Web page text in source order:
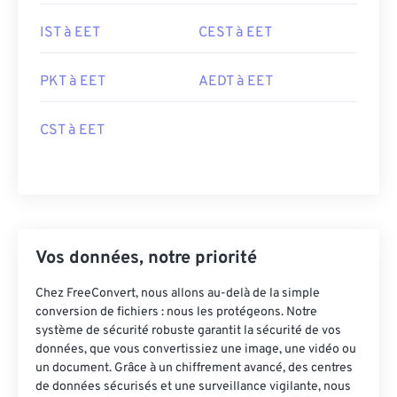
IST à EET CEST à EET
PKT à EET AEDT à EET
CST à EET
Vos données, notre priorité
Chez FreeConvert, nous allons au-delà de la simple
conversion de fichiers : nous les protégeons. Notre
système de sécurité robuste garantit la sécurité de vos
données, que vous convertissiez une image, une vidéo ou
un document. Grâce à un chiffrement avancé, des centres
de données sécurisés et une surveillance vigilante, nous